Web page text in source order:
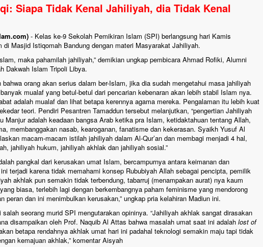
Siapa Tidak Kenal Jahiliyah, dia Tidak Kenal
- Kelas ke-9 Sekolah Pemikiran Islam (SPI) berlangsung hari Kamis
di Masjid Istiqomah Bandung dengan materi Masyarakat Jahiliyah.
maka pahamilah jahiliyah,” demikian ungkap pembicara Ahmad Rofiki, Alumni
Dakwah Islam Tripoli Libya.
bahwa orang akan serius dalam ber-Islam, jika dia sudah mengetahui masa jahiliyah
mualaf yang betul-betul dari pencarian kebenaran akan lebih stabil Islam nya.
adalah mualaf dan lihat betapa kerennya agama mereka. Pengalaman itu lebih kuat
teori. Pendiri Pesantren Tamaddun tersebut melanjutkan, “pengertian Jahiliyah
Manjur adalah keadaan bangsa Arab ketika pra Islam, ketidaktahuan tentang Allah,
membanggakan nasab, kearoganan, fanatisme dan kekerasan. Syaikh Yusuf Al
macam-macam istilah jahiliyah dalam Al-Qur’an dan membagi menjadi 4 hal,
jahiliyah hukum, jahiliyah akhlak dan jahiliyah sosial.”
pangkal dari kerusakan umat Islam, bercampurnya antara keimanan dan
terjadi karena tidak memahami konsep Rububiyah Allah sebagai pencipta, pemilik
akhlak pun semakin tidak terbendung, tabarruj (menampakan aurat) nya kaum
biasa, terlebih lagi dengan berkembangnya paham feminisme yang mendorong
peran dan ini menimbulkan kerusakan,” ungkap pria kelahiran Madiun ini.
seorang murid SPI mengutarakan opininya. “Jahiliyah akhlak sangat dirasakan
disampaikan oleh Prof. Naquib Al Attas bahwa masalah umat saat ini adalah lost of
betapa rendahnya akhlak umat hari ini padahal teknologi semakin maju tapi tidak
kemajuan akhlak,” komentar Aisyah
berlumut, dan menghitam terpapar panas dan